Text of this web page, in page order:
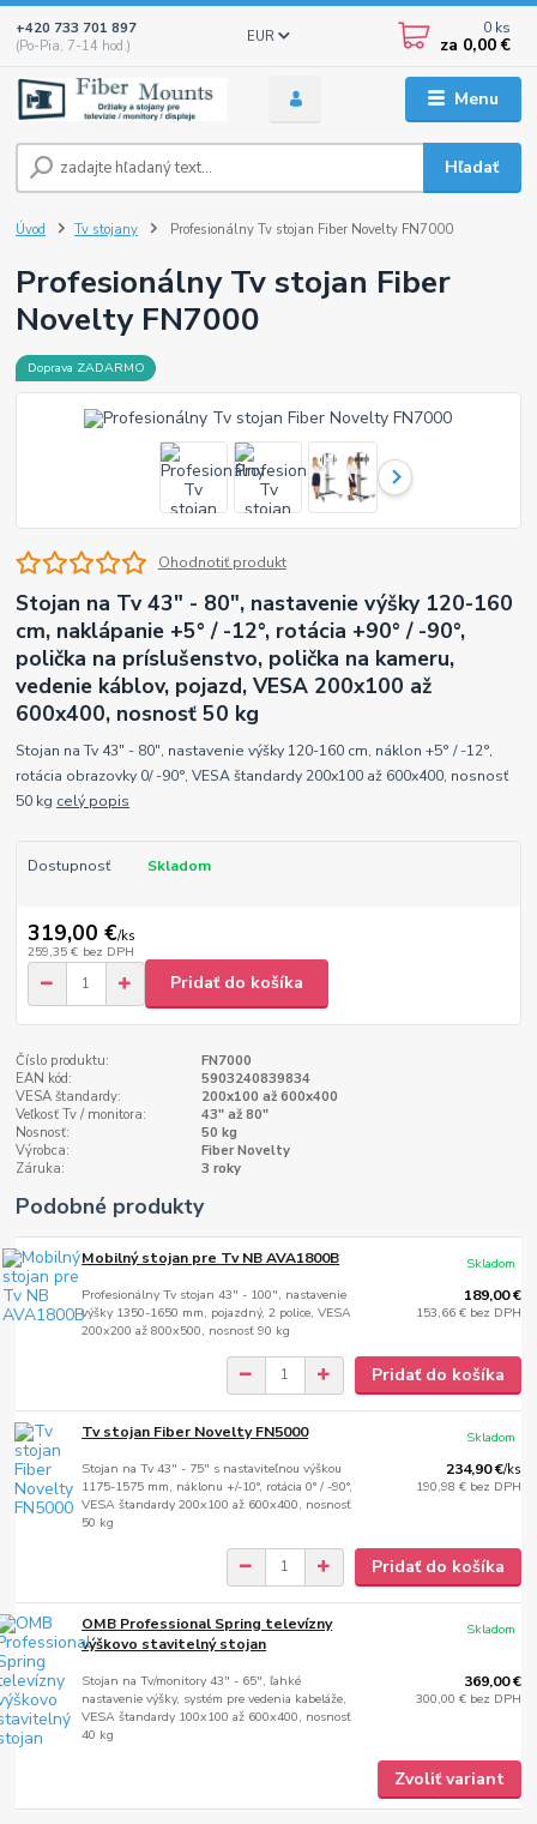
Menu
EUR
Hľadať
+420 733 701 897
(Po-Pia, 7-14 hod.)
0 ks
za 0,00 €
Úvod Tv stojany Profesionálny Tv stojan Fiber Novelty FN7000
Profesionálny Tv stojan Fiber
Novelty FN7000
Doprava ZADARMO
Ohodnotiť produkt
Stojan na Tv 43" - 80", nastavenie výšky 120-160
cm, naklápanie +5° / -12°, rotácia +90° / -90°,
polička na príslušenstvo, polička na kameru,
vedenie káblov, pojazd, VESA 200x100 až
600x400, nosnosť 50 kg
Stojan na Tv 43" - 80", nastavenie výšky 120-160 cm, náklon +5° / -12°,
rotácia obrazovky 0/ -90°, VESA štandardy 200x100 až 600x400, nosnosť
50 kg celý popis
Dostupnosť Skladom
319,00 €/ks
259,35 € bez DPH
Pridať do košíka
Číslo produktu:
FN7000
EAN kód:
5903240839834
VESA štandardy:
200x100 až 600x400
Veľkosť Tv / monitora:
43" až 80"
Nosnosť:
50 kg
Výrobca:
Fiber Novelty
Záruka:
3 roky
Podobné produkty
Mobilný stojan pre Tv NB AVA1800B
Profesionálny Tv stojan 43" - 100", nastavenie
výšky 1350-1650 mm, pojazdný, 2 police, VESA
200x200 až 800x500, nosnosť 90 kg
189,00 €
153,66 € bez DPH
Skladom
Pridať do košíka
Tv stojan Fiber Novelty FN5000
Stojan na Tv 43" - 75" s nastaviteľnou výškou
1175-1575 mm, náklonu +/-10°, rotácia 0° / -90°,
VESA štandardy 200x100 až 600x400, nosnosť
50 kg
234,90 €/ks
190,98 € bez DPH
Skladom
Pridať do košíka
OMB Professional Spring televízny
výškovo stavitelný stojan
Stojan na Tv/monitory 43" - 65", ľahké
nastavenie výšky, systém pre vedenia kabeláže,
VESA štandardy 100x100 až 600x400, nosnosť
40 kg
369,00 €
300,00 € bez DPH
Skladom
Zvoliť variant